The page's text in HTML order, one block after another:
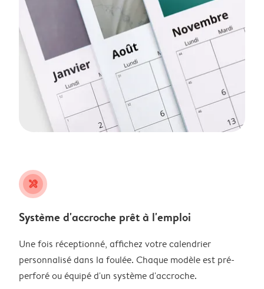
tools
Système d'accroche prêt à l'emploi
Une fois réceptionné, affichez votre calendrier
personnalisé dans la foulée. Chaque modèle est pré-
perforé ou équipé d'un système d'accroche.